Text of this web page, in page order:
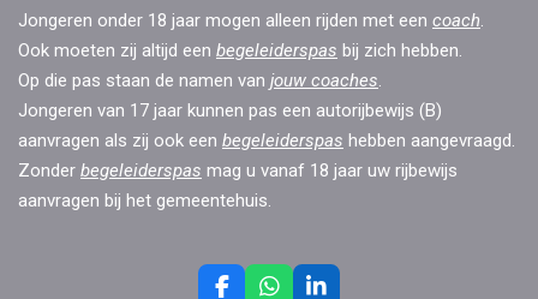
Jongeren onder 18 jaar mogen alleen rijden met een coach
Ook moeten zij altijd een begeleiderspas bij zich hebben.
Op die pas staan de namen van jouw coaches
Jongeren van 17 jaar kunnen pas een autorijbewijs (B)
aanvragen als zij ook een begeleiderspas hebben aangevraagd.
Zonder begeleiderspas mag u vanaf 18 jaar uw rijbewijs
aanvragen bij het gemeentehuis.